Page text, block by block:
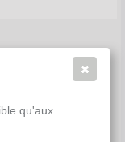
qu'aux